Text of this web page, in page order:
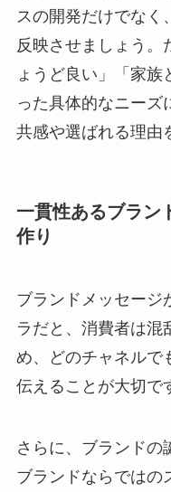
スの開発だけでなく
反映させましょう。
ょうど良い」「家族
った具体的なニーズ
共感や選ばれる理由
一貫性あるブラン
作り
ブランドメッセージ
ラだと、消費者は混
め、どのチャネルで
伝えることが大切で
さらに、ブランドの
ブランドならではの